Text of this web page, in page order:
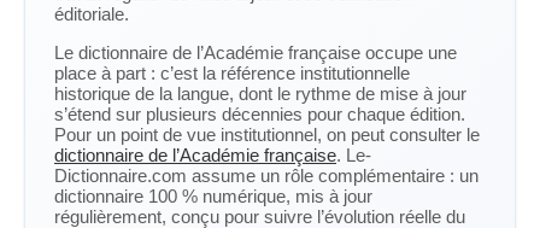
éditoriale.
Le dictionnaire de l’Académie française occupe une
place à part : c’est la référence institutionnelle
historique de la langue, dont le rythme de mise à jour
s’étend sur plusieurs décennies pour chaque édition.
Pour un point de vue institutionnel, on peut consulter le
dictionnaire de l’Académie française. Le-
Dictionnaire.com assume un rôle complémentaire : un
dictionnaire 100 % numérique, mis à jour
régulièrement, conçu pour suivre l’évolution réelle du